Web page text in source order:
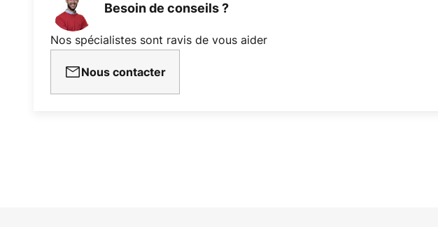
Besoin de conseils ?
Nos spécialistes sont ravis de vous aider
Nous contacter